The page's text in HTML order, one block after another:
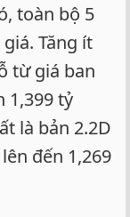
toàn bộ 5
Tăng ít
từ giá ban
1,399 tỷ
là bản 2.2D
đến 1,269